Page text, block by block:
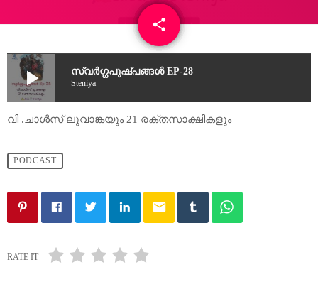
share
email
play_arrow സ്വർഗ്ഗപുഷ്പങ്ങൾ EP-28
Steniya
വി .ചാൾസ് ലുവാങ്കയും 21 രക്തസാക്ഷികളും
PODCAST
email
RATE IT